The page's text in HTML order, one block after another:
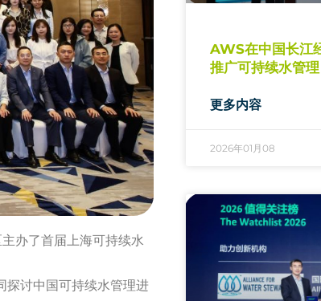
办了首届上海可持续水
讨中国可持续水管理进
AWS在中国长江
推广可持续水管理
更多内容
2026年01月08